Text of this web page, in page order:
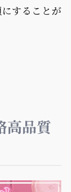
することが
高品質